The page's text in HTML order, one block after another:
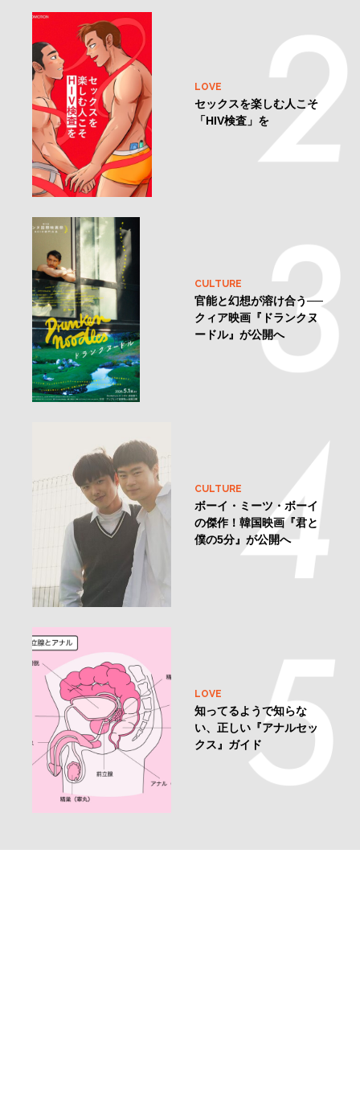
LOVE
セックスを楽しむ人こそ
「HIV検査」を
CULTURE
官能と幻想が溶け合う──
クィア映画『ドランクヌ
ードル』が公開へ
CULTURE
ボーイ・ミーツ・ボーイ
の傑作！韓国映画『君と
僕の5分』が公開へ
LOVE
知ってるようで知らな
い、正しい『アナルセッ
クス』ガイド